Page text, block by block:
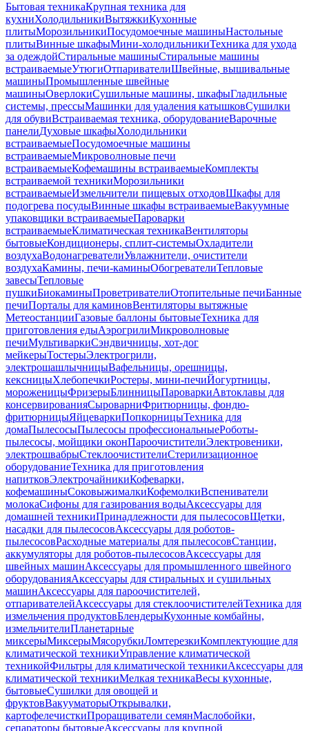
Бытовая техникаКрупная техника для
кухниХолодильникиВытяжкиКухонные
плитыМорозильникиПосудомоечные машиныНастольные
плитыВинные шкафыМини-холодильникиТехника для ухода
за одеждойСтиральные машиныСтиральные машины
встраиваемыеУтюгиОтпаривателиШвейные, вышивальные
машиныПромышленные швейные
машиныОверлокиСушильные машины, шкафыГладильные
системы, прессыМашинки для удаления катышковСушилки
для обувиВстраиваемая техника, оборудованиеВарочные
панелиДуховые шкафыХолодильники
встраиваемыеПосудомоечные машины
встраиваемыеМикроволновые печи
встраиваемыеКофемашины встраиваемыеКомплекты
встраиваемой техникиМорозильники
встраиваемыеИзмельчители пищевых отходовШкафы для
подогрева посудыВинные шкафы встраиваемыеВакуумные
упаковщики встраиваемыеПароварки
встраиваемыеКлиматическая техникаВентиляторы
бытовыеКондиционеры, сплит-системыОхладители
воздухаВодонагревателиУвлажнители, очистители
воздухаКамины, печи-каминыОбогревателиТепловые
завесыТепловые
пушкиБиокаминыПроветривателиОтопительные печиБанные
печиПорталы для каминовВентиляторы вытяжные
МетеостанцииГазовые баллоны бытовыеТехника для
приготовления едыАэрогрилиМикроволновые
печиМультиваркиСэндвичницы, хот-дог
мейкерыТостерыЭлектрогрили,
электрошашлычницыВафельницы, орешницы,
кексницыХлебопечкиРостеры, мини-печиЙогуртницы,
мороженицыФризерыБлинницыПароваркиАвтоклавы для
консервированияСыроварниФритюрницы, фондю-
фритюрницыЯйцеваркиПопкорницыТехника для
домаПылесосыПылесосы профессиональныеРоботы-
пылесосы, мойщики оконПароочистителиЭлектровеники,
электрошвабрыСтеклоочистителиСтерилизационное
оборудованиеТехника для приготовления
напитковЭлектрочайникиКофеварки,
кофемашиныСоковыжималкиКофемолкиВспениватели
молокаСифоны для газирования водыАксессуары для
домашней техникиПринадлежности для пылесосовЩетки,
насадки для пылесосовАксессуары для роботов-
пылесосовРасходные материалы для пылесосовСтанции,
аккумуляторы для роботов-пылесосовАксессуары для
швейных машинАксессуары для промышленного швейного
оборудованияАксессуары для стиральных и сушильных
машинАксессуары для пароочистителей,
отпаривателейАксессуары для стеклоочистителейТехника для
измельчения продуктовБлендерыКухонные комбайны,
измельчителиПланетарные
миксерыМиксерыМясорубкиЛомтерезкиКомплектующие для
климатической техникиУправление климатической
техникойФильтры для климатической техникиАксессуары для
климатической техникиМелкая техникаВесы кухонные,
бытовыеСушилки для овощей и
фруктовВакууматорыОткрывалки,
картофелечисткиПроращиватели семянМаслобойки,
сепараторы бытовыеАксессуары для крупной